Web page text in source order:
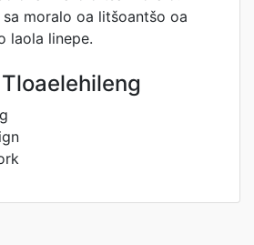
moralo oa litšoantšo oa
laola linepe.